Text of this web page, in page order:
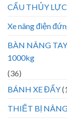
CẨU THỦY
Xe nâng điện
BÀN NÂNG
1000kg
(36)
BÁNH XE ĐẨY
THIẾT BỊ